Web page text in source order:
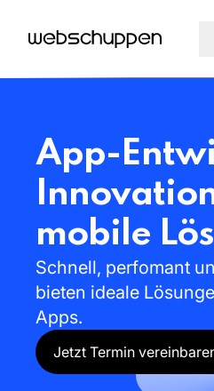
App-
mobile
Schnell, perfomant
bieten ideale
Apps.
Jetzt Termin